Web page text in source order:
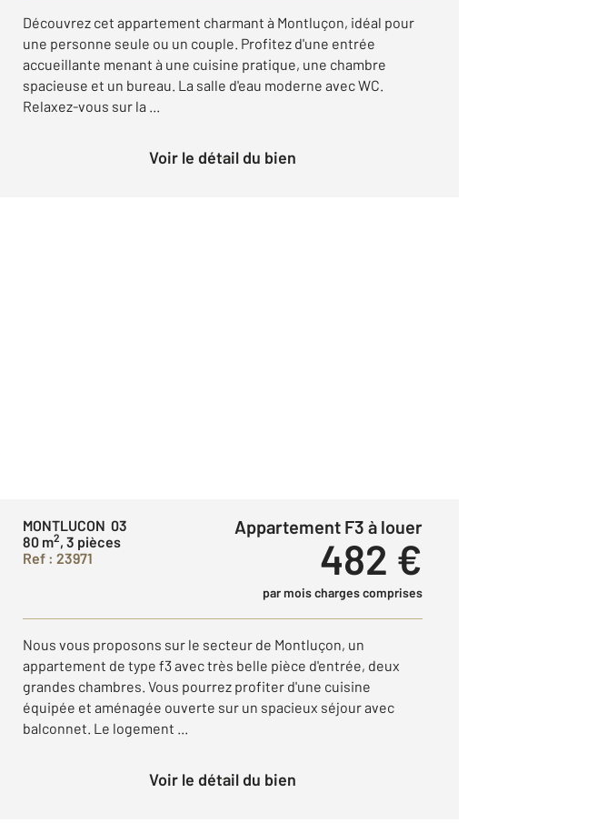
Découvrez cet appartement charmant à Montluçon, idéal pour
une personne seule ou un couple. Profitez d'une entrée
accueillante menant à une cuisine pratique, une chambre
spacieuse et un bureau. La salle d'eau moderne avec WC.
Relaxez-vous sur la ...
Voir le détail du bien
MONTLUCON 03
80 m2, 3 pièces
Ref : 23971
Appartement F3 à louer
482 €
par mois charges comprises
Nous vous proposons sur le secteur de Montluçon, un
appartement de type f3 avec très belle pièce d'entrée, deux
grandes chambres. Vous pourrez profiter d'une cuisine
équipée et aménagée ouverte sur un spacieux séjour avec
balconnet. Le logement ...
Voir le détail du bien